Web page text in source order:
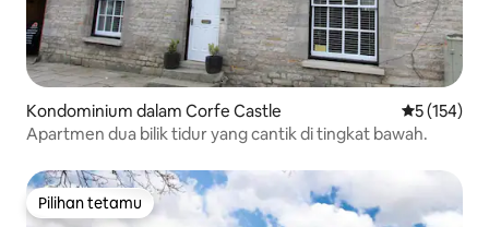
Kondominium dalam Corfe Castle Penarafan
5 (154)
Apartmen dua bilik tidur yang cantik di tingkat bawah.
Pilihan tetamu
Pilihan tetamu